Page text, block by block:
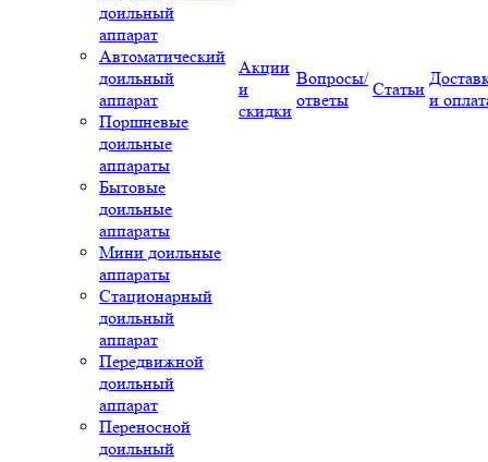
доильный
аппарат
Автоматический
доильный
аппарат
Поршневые
доильные
аппараты
Бытовые
доильные
аппараты
Мини доильные
аппараты
Стационарный
доильный
аппарат
Передвижной
доильный
аппарат
Переносной
доильный
Акции
и
скидки
Вопросы/
ответы
Статьи
и